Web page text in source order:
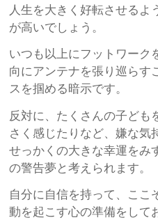
人生を大きく好転させるよ
が高いでしょう。
いつも以上にフットワーク
向にアンテナを張り巡らす
スを掴める暗示です。
反対に、たくさんの子ども
さく感じたりなど、嫌な気
せっかくの大きな幸運をみ
の警告夢と考えられます。
自分に自信を持って、ここ
動を起こす心の準備をして